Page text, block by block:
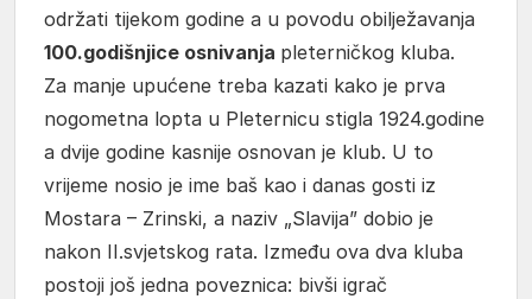
održati tijekom godine a u povodu obilježavanja
100.godišnjice osnivanja pleterničkog kluba.
Za manje upućene treba kazati kako je prva
nogometna lopta u Pleternicu stigla 1924.godine
a dvije godine kasnije osnovan je klub. U to
vrijeme nosio je ime baš kao i danas gosti iz
Mostara – Zrinski, a naziv „Slavija” dobio je
nakon II.svjetskog rata. Između ova dva kluba
postoji još jedna poveznica: bivši igrač